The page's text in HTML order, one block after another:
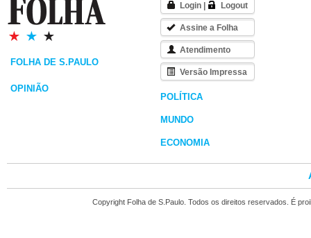
FOLHA DE S.PAULO
OPINIÃO
Login Logout
Assine a Folha
Atendimento
Versão Impressa
POLÍTICA
MUNDO
ECONOMIA
Copyright Folha de S.Paulo. Todos os direitos reservados. É